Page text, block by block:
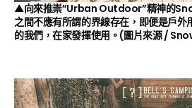
▲向來推崇”Urban Outdoor”精神的
之間不應有所謂的界線存在，即便是戶外
的我們，在家發揮使用。(圖片來源 /